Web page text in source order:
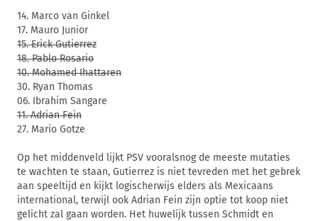
14. Marco van Ginkel
17. Mauro Junior
15. Erick Gutierrez
18. Pablo Rosario
10. Mohamed Ihattaren
30. Ryan Thomas
06. Ibrahim Sangare
11. Adrian Fein
27. Mario Gotze
Op het middenveld lijkt PSV vooralsnog de meeste mutaties
te wachten te staan, Gutierrez is niet tevreden met het gebrek
aan speeltijd en kijkt logischerwijs elders als Mexicaans
international, terwijl ook Adrian Fein zijn optie tot koop niet
gelicht zal gaan worden. Het huwelijk tussen Schmidt en